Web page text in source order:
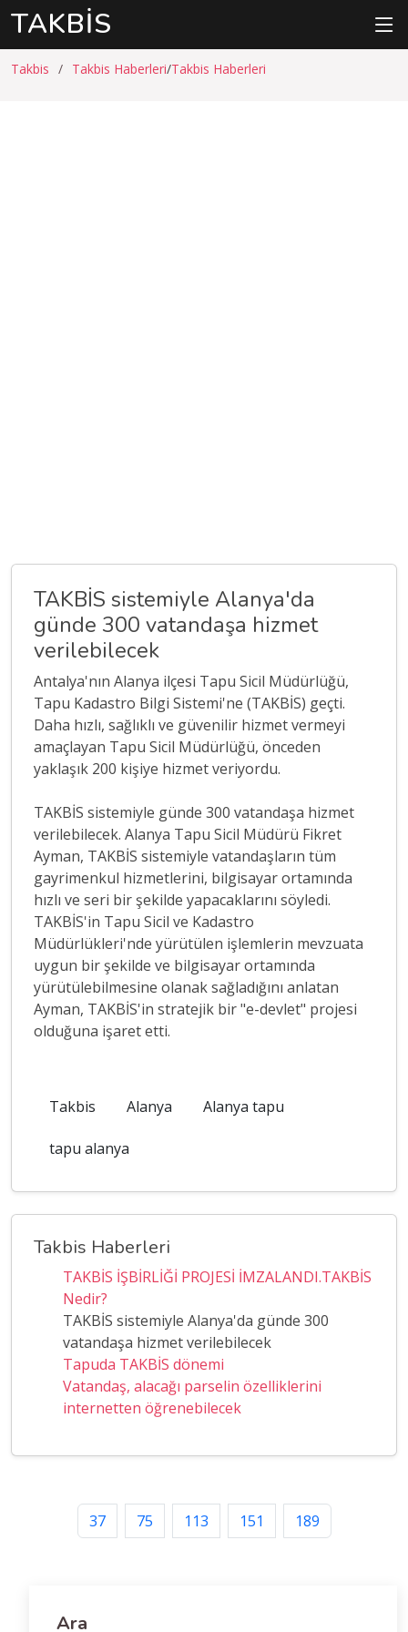
TAKBIS
Takbis Takbis Haberleri Takbis Haberleri
TAKBİS sistemiyle Alanya'da
günde 300 vatandaşa hizmet
verilebilecek
Antalya'nın Alanya ilçesi Tapu Sicil Müdürlüğü,
Tapu Kadastro Bilgi Sistemi'ne (TAKBİS) geçti.
Daha hızlı, sağlıklı ve güvenilir hizmet vermeyi
amaçlayan Tapu Sicil Müdürlüğü, önceden
yaklaşık 200 kişiye hizmet veriyordu.
TAKBİS sistemiyle günde 300 vatandaşa hizmet
verilebilecek. Alanya Tapu Sicil Müdürü Fikret
Ayman, TAKBİS sistemiyle vatandaşların tüm
gayrimenkul hizmetlerini, bilgisayar ortamında
hızlı ve seri bir şekilde yapacaklarını söyledi.
TAKBİS'in Tapu Sicil ve Kadastro
Müdürlükleri'nde yürütülen işlemlerin mevzuata
uygun bir şekilde ve bilgisayar ortamında
yürütülebilmesine olanak sağladığını anlatan
Ayman, TAKBİS'in stratejik bir "e-devlet" projesi
olduğuna işaret etti.
Takbis Alanya Alanya tapu
tapu alanya
Takbis Haberleri
TAKBİS İŞBİRLİĞİ PROJESİ İMZALANDI.TAKBİS
Nedir?
TAKBİS sistemiyle Alanya'da günde 300
vatandaşa hizmet verilebilecek
Tapuda TAKBİS dönemi
Vatandaş, alacağı parselin özelliklerini
internetten öğrenebilecek
37 75 113 151 189
Ara